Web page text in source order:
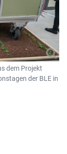
dem Projekt
der BLE in